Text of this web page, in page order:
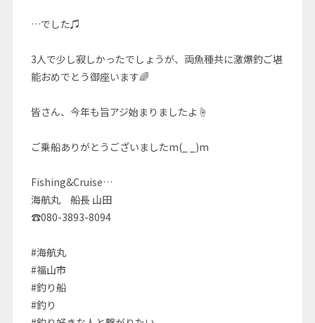
…でした♫
3人で少し寂しかったでしょうが、両魚種共に激爆釣ご堪
能おめでとう御座います🌈
皆さん、今年も旨アジ始まりましたよ☝️
ご乗船ありがとうございましたm(_ _)m
Fishing&Cruise…
海航丸 船長 山田
☎080-3893-8094
#海航丸
#福山市
#釣り船
#釣り